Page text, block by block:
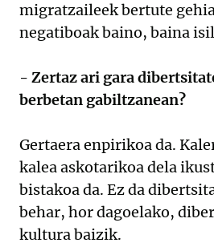
migratzaileek bertute
negatiboak baino, baina
- Zertaz ari gara
berbetan gabiltzanean?
Gertaera enpirikoa da.
kalea askotarikoa dela
bistakoa da. Ez da
behar, hor dagoelako,
kultura baizik.